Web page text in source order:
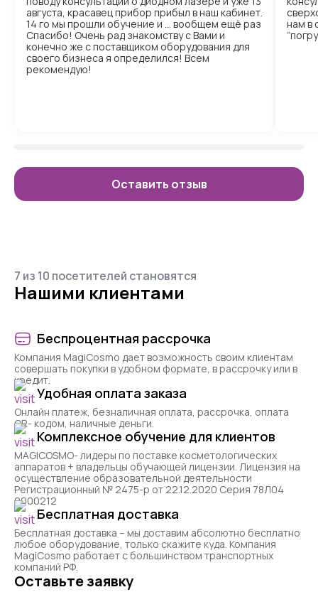
августа, красавец прибор прибыл в наш кабинет.
14 го мы прошли обучение и … вообщем ещё раз
Спасибо! Очень рад знакомству с Вами и
конечно же с поставщиком оборудования для
своего бизнеса я определился! Всем
рекомендую!
нам в
Оставить отзыв
7 из 10 посетителей становятся
Нашими клиентами
Беспроцентная рассрочка
Компания MagiCosmo дает возможность своим клиентам
совершать покупки в удобном формате, в рассрочку или в
кредит.
Удобная оплата заказа
Онлайн платеж, безналичная оплата, рассрочка, оплата
QR- кодом, наличные деньги.
Комплексное обучение для клиентов
MAGICOSMO- лидеры по поставке косметологических
аппаратов + владельцы обучающей лицензии. Лицензия на
осуществление образовательной деятельности
Регистрационный № 2475-р от 22.12.2020 Серия 78Л04
0000212
Бесплатная доставка
Бесплатная доставка – мы доставим абсолютно бесплатно
любое оборудование, только скажите куда. Компания
MagiCosmo работает с большинством транспортных
компаний РФ.
Оставьте заявку